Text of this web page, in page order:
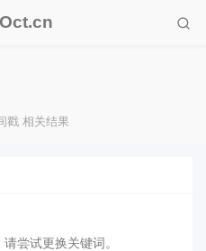
戳 相关结果
尝试更换关键词。